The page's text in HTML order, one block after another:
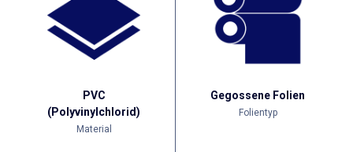
PVC
(Polyvinylchlorid)
Material
Gegossene Folien
Folientyp